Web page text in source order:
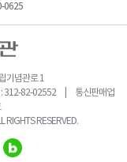
0625
기념관로 1
312-82-02552 | 통신판매업
RIGHTS RESERVED.